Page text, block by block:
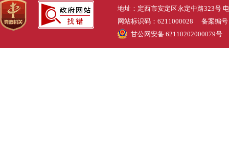
地址：定西市安定区永定中路323号
网站标识码：6211000028 备案编号
甘公网安备 62110202000079号